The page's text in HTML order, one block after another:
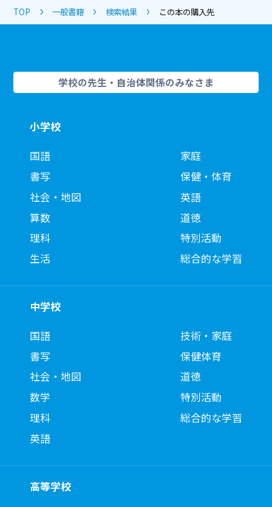
TOP 一般書籍 検索結果 この本の購入先
学校の先生・自治体関係のみなさま
小学校
国語
書写
社会・地図
算数
理科
生活
家庭
保健・体育
英語
道徳
特別活動
総合的な学習
中学校
国語
書写
社会・地図
数学
理科
英語
技術・家庭
保健体育
道徳
特別活動
総合的な学習
高等学校